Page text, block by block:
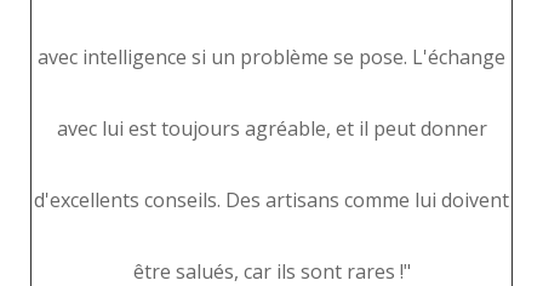
avec intelligence si un problème se pose. L'échange
avec lui est toujours agréable, et il peut donner
d'excellents conseils. Des artisans comme lui doivent
être salués, car ils sont rares !"